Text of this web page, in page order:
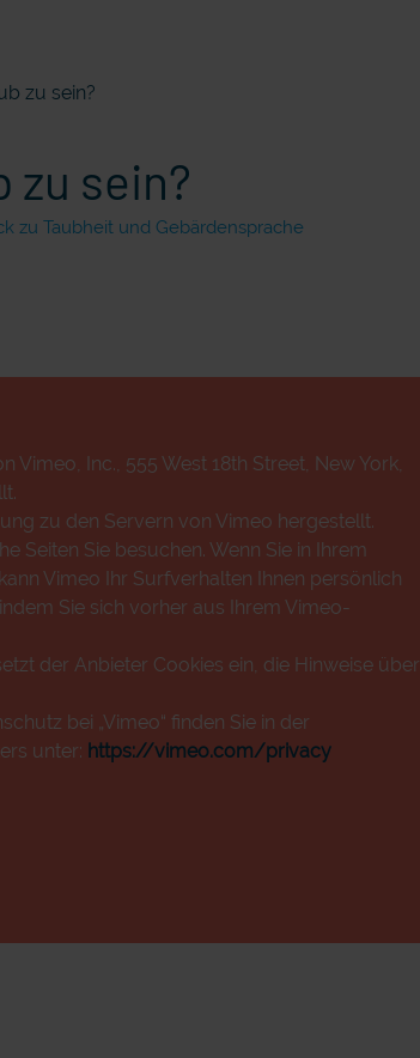
zu sein?
zu sein?
zu Taubheit und Gebärdensprache
Vimeo, Inc., 555 West 18th Street, New York,
zu den Servern von Vimeo hergestellt.
Seiten Sie besuchen. Wenn Sie in Ihrem
Vimeo Ihr Surfverhalten Ihnen persönlich
Sie sich vorher aus Ihrem Vimeo-
der Anbieter Cookies ein, die Hinweise über
bei „Vimeo“ finden Sie in der
unter: https://vimeo.com/privacy